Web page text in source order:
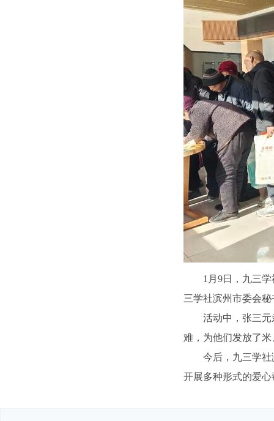
1月9日，九三
三学社滨州市委会
活动中，张三
难，为他们发放了
今后，九三学
开展多种形式的爱